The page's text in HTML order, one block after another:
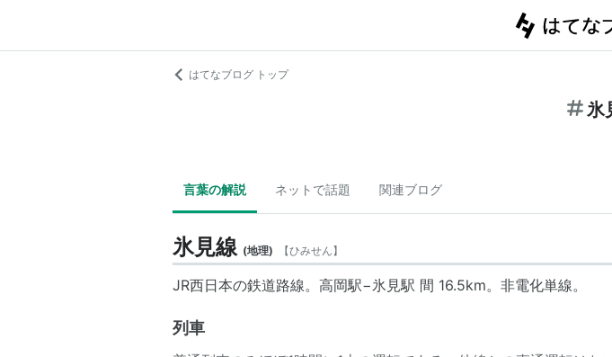
はてなブログ トップ
氷
言葉の解説 ネットで話題 関連ブログ
氷見線 (地理) 【ひみせん】
JR西日本の鉄道路線。 高岡駅−氷見駅 間 16.5km。非電化単線。
列車